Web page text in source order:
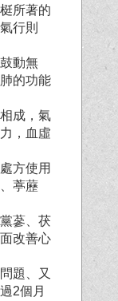
所著的
行則
動無
的功能
成，氣
，血虛
方使用
葶藶
蔘、茯
改善心
題、又
2個月